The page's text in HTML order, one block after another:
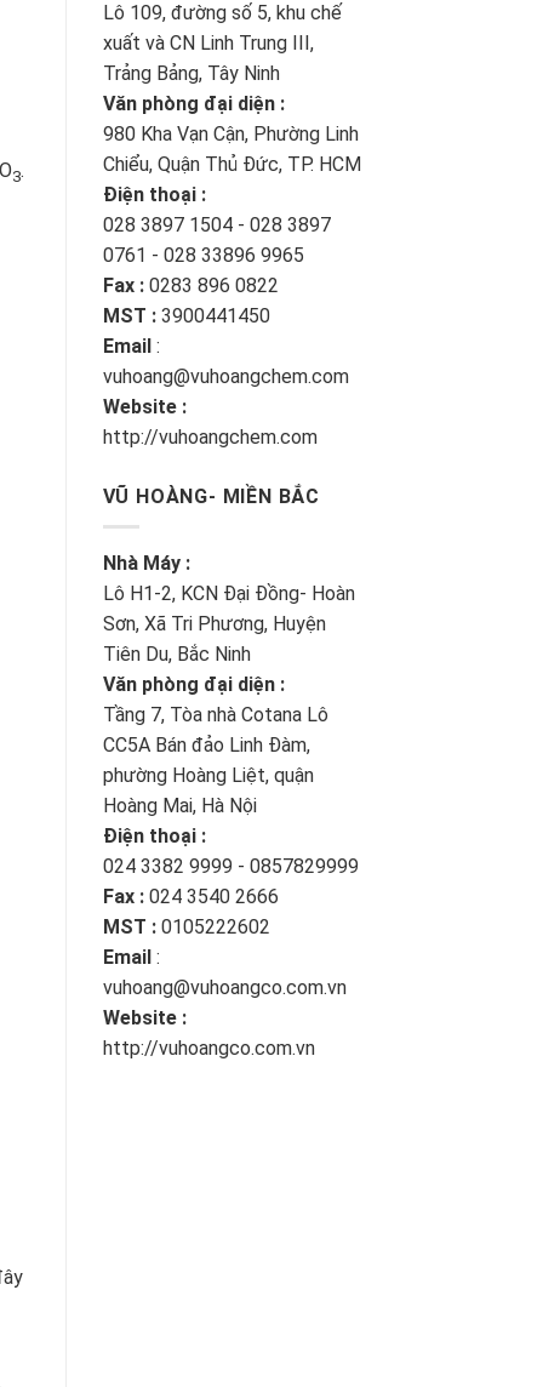
3.
Lô 109, đường số 5, khu chế
xuất và CN Linh Trung III,
Trảng Bảng, Tây Ninh
Văn phòng đại diện :
980 Kha Vạn Cận, Phường Linh
Chiểu, Quận Thủ Đức, TP. HCM
Điện thoại :
028 3897 1504 - 028 3897
0761 - 028 33896 9965
Fax : 0283 896 0822
MST : 3900441450
Email :
vuhoang@vuhoangchem.com
Website :
http://vuhoangchem.com
VŨ HOÀNG- MIỀN BẮC
Nhà Máy :
Lô H1-2, KCN Đại Đồng- Hoàn
Sơn, Xã Tri Phương, Huyện
Tiên Du, Bắc Ninh
Văn phòng đại diện :
Tầng 7, Tòa nhà Cotana Lô
CC5A Bán đảo Linh Đàm,
phường Hoàng Liệt, quận
Hoàng Mai, Hà Nội
Điện thoại :
024 3382 9999 - 0857829999
Fax : 024 3540 2666
MST : 0105222602
Email :
vuhoang@vuhoangco.com.vn
Website :
http://vuhoangco.com.vn